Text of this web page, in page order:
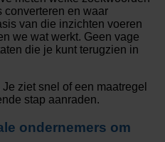
converteren en waar
van die inzichten voeren
we wat werkt. Geen vage
die je kunt terugzien in
ziet snel of een maatregel
stap aanraden.
ondernemers om